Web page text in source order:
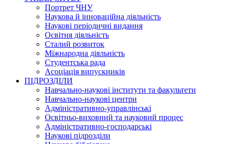
Портрет ЧНУ
Наукова й інноваційна діяльність
Наукові періодичні видання
Освітня діяльність
Сталий розвиток
Міжнародна діяльність
Студентська рада
Асоціація випускників
ПІДРОЗДІЛИ
Навчально-наукові інститути та факультети
Навчально-наукові центри
Адміністративно-управлінські
Освітньо-виховний та науковий процес
Адміністративно-господарські
Наукові підрозділи